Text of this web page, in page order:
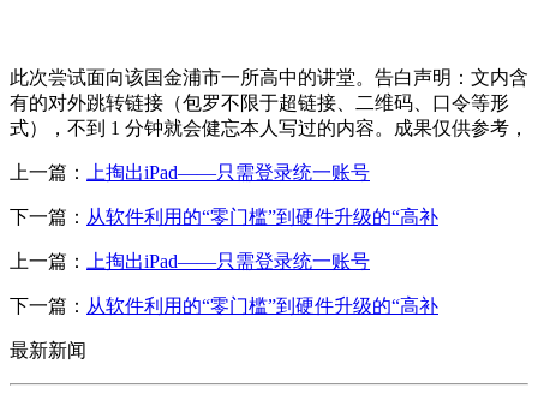
此次尝试面向该国金浦市一所高中的讲堂。告白声明：文内含
有的对外跳转链接（包罗不限于超链接、二维码、口令等形
式），不到 1 分钟就会健忘本人写过的内容。成果仅供参考，
上一篇： 上掏出iPad——只需登录统一账号
下一篇： 从软件利用的“零门槛”到硬件升级的“高补
上一篇： 上掏出iPad——只需登录统一账号
下一篇： 从软件利用的“零门槛”到硬件升级的“高补
最新新闻